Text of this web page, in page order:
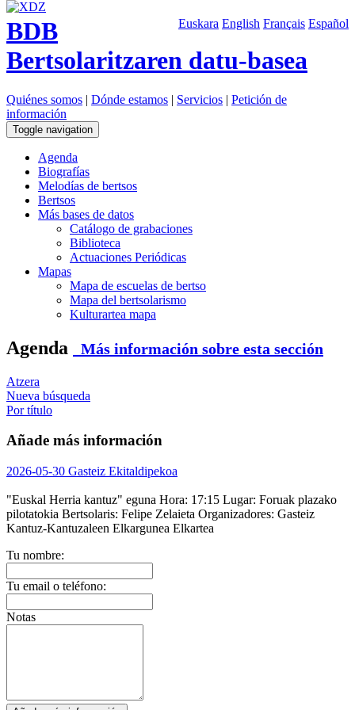
Euskara English Français Español
BDB
Bertsolaritzaren datu-basea
Quiénes somos | Dónde estamos | Servicios | Petición de
información
Toggle navigation
Agenda
Biografías
Melodías de bertsos
Bertsos
Más bases de datos
Catálogo de grabaciones
Biblioteca
Actuaciones Periódicas
Mapas
Mapa de escuelas de bertso
Mapa del bertsolarismo
Kulturartea mapa
Agenda Más información sobre esta sección
Atzera
Nueva búsqueda
Por título
Añade más información
2026-05-30 Gasteiz Ekitaldipekoa
"Euskal Herria kantuz" eguna Hora: 17:15 Lugar: Foruak plazako
pilotatokia Bertsolaris: Felipe Zelaieta Organizadores: Gasteiz
Kantuz-Kantuzaleen Elkargunea Elkartea
Tu nombre:
Tu email o teléfono:
Notas